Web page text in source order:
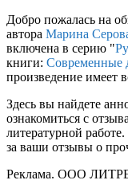
Добро пожалась на
автора Марина
включена в серию "
книги: Современные
произведение имеет
Здесь вы найдете
ознакомиться с
литературной
за ваши отзывы о
Реклама. ООО